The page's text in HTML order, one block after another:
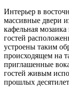
Интерьер в
массивные двери
кафельная
гостей
устроены таким
происходящем на
приглашенные
гостей живым
прошлых